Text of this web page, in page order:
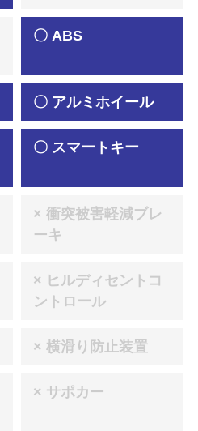
〇 ABS
〇 アルミホイール
〇 スマートキー
× 衝突被害軽減ブレ
ーキ
× ヒルディセントコ
ントロール
× 横滑り防止装置
× サポカー